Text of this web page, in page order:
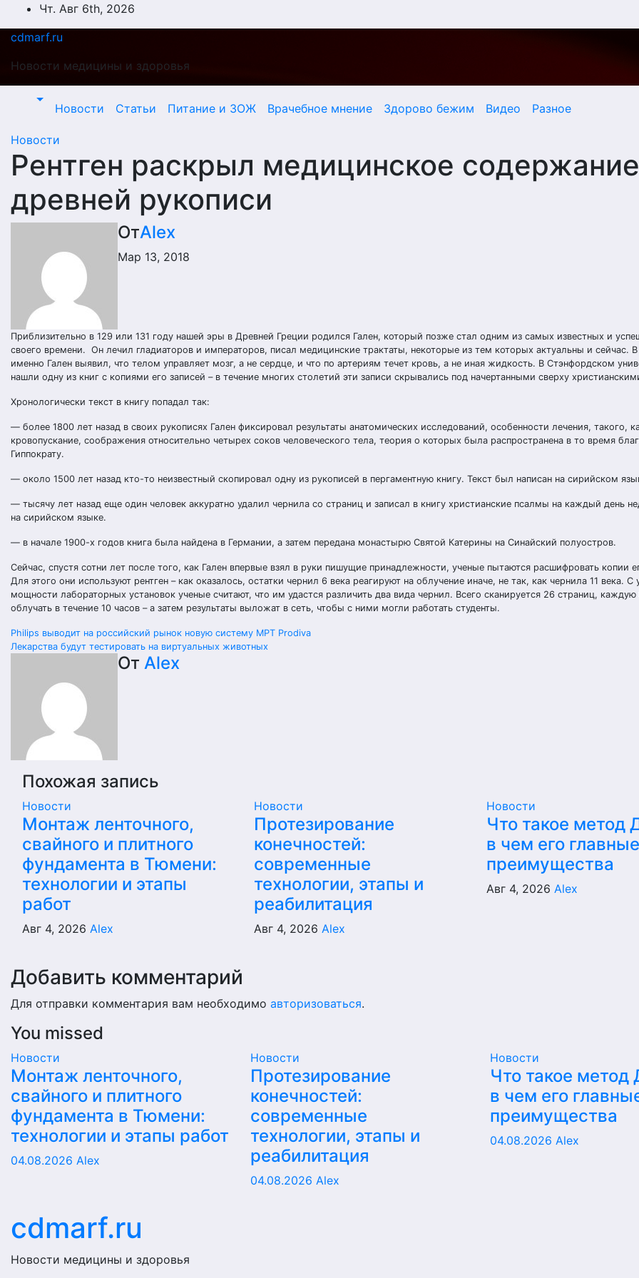
Перейти
к
содержимому
Чт. Авг 6th, 2026
cdmarf.ru
Новости медицины и здоровья
Новости Статьи Питание и ЗОЖ Врачебное мнение Здорово бежим Видео Разное
Новости
Рентген раскрыл медицинское содержание
древней рукописи
ОтAlex
Мар 13, 2018
Приблизительно в 129 или 131 году нашей эры в Древней Греции родился Гален, который позже стал одним из самых известных и
своего времени. Он лечил гладиаторов и императоров, писал медицинские трактаты, некоторые из тем которых актуальны и сейчас. В
именно Гален выявил, что телом управляет мозг, а не сердце, и что по артериям течет кровь, а не иная жидкость. В Стэнфордском
нашли одну из книг с копиями его записей – в течение многих столетий эти записи скрывались под начертанными сверху
Хронологически текст в книгу попадал так:
— более 1800 лет назад в своих рукописях Гален фиксировал результаты анатомических исследований, особенности лечения, такого,
кровопускание, соображения относительно четырех соков человеческого тела, теория о которых была распространена в то время
Гиппократу.
— около 1500 лет назад кто-то неизвестный скопировал одну из рукописей в пергаментную книгу. Текст был написан на сирийском
— тысячу лет назад еще один человек аккуратно удалил чернила со страниц и записал в книгу христианские псалмы на каждый день
на сирийском языке.
— в начале 1900-х годов книга была найдена в Германии, а затем передана монастырю Святой Катерины на Синайский полуостров.
Сейчас, спустя сотни лет после того, как Гален впервые взял в руки пишущие принадлежности, ученые пытаются расшифровать копии
Для этого они используют рентген – как оказалось, остатки чернил 6 века реагируют на облучение иначе, не так, как чернила 11 века. С
мощности лабораторных установок ученые считают, что им удастся различить два вида чернил. Всего сканируется 26 страниц, каждую
облучать в течение 10 часов – а затем результаты выложат в сеть, чтобы с ними могли работать студенты.
Навигация
записям
Philips выводит на российский рынок новую систему МРТ Prodiva
Лекарства будут тестировать на виртуальных животных
От Alex
Похожая запись
Новости
Монтаж ленточного,
свайного и плитного
фундамента в Тюмени:
технологии и этапы
работ
Авг 4, 2026 Alex
Новости
Протезирование
конечностей:
современные
технологии, этапы и
реабилитация
Авг 4, 2026Alex
Новости
Что такое метод
в чем его главные
преимущества
Авг 4, 2026 Alex
Добавить комментарий
Для отправки комментария вам необходимо авторизоваться.
You missed
Новости
Монтаж ленточного,
свайного и плитного
фундамента в Тюмени:
технологии и этапы работ
04.08.2026 Alex
Новости
Протезирование
конечностей:
современные
технологии, этапы и
реабилитация
04.08.2026 Alex
Новости
Что такое
в чем его
преимущества
04.08.2026 Alex
cdmarf.ru
Новости медицины и здоровья